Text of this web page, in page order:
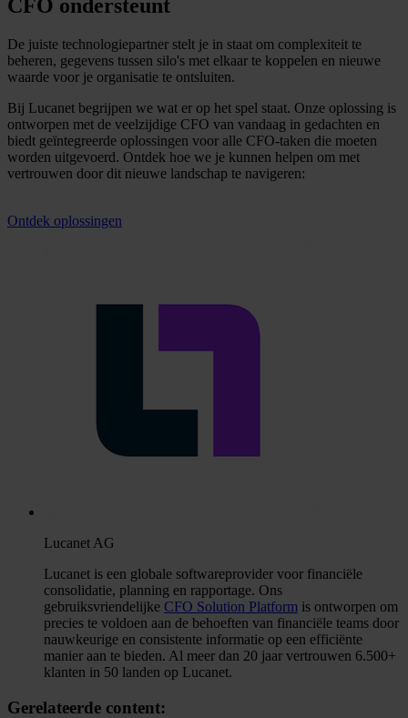
CFO ondersteunt
De juiste technologiepartner stelt je in staat om complexiteit te
beheren, gegevens tussen silo's met elkaar te koppelen en nieuwe
waarde voor je organisatie te ontsluiten.
Bij Lucanet begrijpen we wat er op het spel staat. Onze oplossing is
ontworpen met de veelzijdige CFO van vandaag in gedachten en
biedt geïntegreerde oplossingen voor alle CFO-taken die moeten
worden uitgevoerd. Ontdek hoe we je kunnen helpen om met
vertrouwen door dit nieuwe landschap te navigeren:
Ontdek oplossingen
Lucanet AG
Lucanet is een globale softwareprovider voor financiële
consolidatie, planning en rapportage. Ons
gebruiksvriendelijke CFO Solution Platform is ontworpen om
precies te voldoen aan de behoeften van financiële teams door
nauwkeurige en consistente informatie op een efficiënte
manier aan te bieden. Al meer dan 20 jaar vertrouwen 6.500+
klanten in 50 landen op Lucanet.
Gerelateerde content: